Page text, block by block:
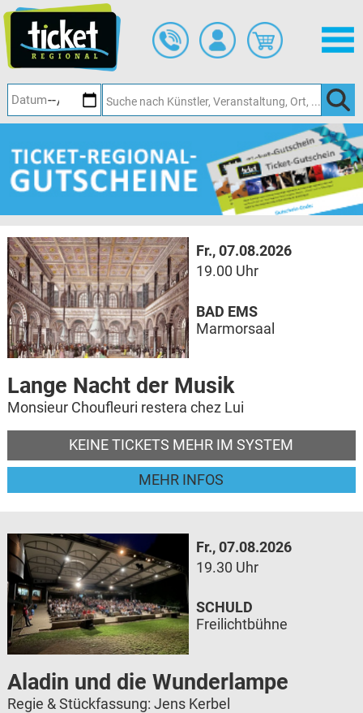
Hauptinhalt
springen
Fr., 07.08.2026
19.00 Uhr
Lange Nacht der Musik
Monsieur Choufleuri restera chez Lui
KEINE TICKETS MEHR IM SYSTEM
MEHR INFOS
BAD EMS
Marmorsaal
Fr., 07.08.2026
19.30 Uhr
Aladin und die Wunderlampe
Regie & Stückfassung: Jens Kerbel
SCHULD
Freilichtbühne